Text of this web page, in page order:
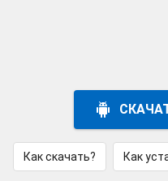
Как скачать? Как